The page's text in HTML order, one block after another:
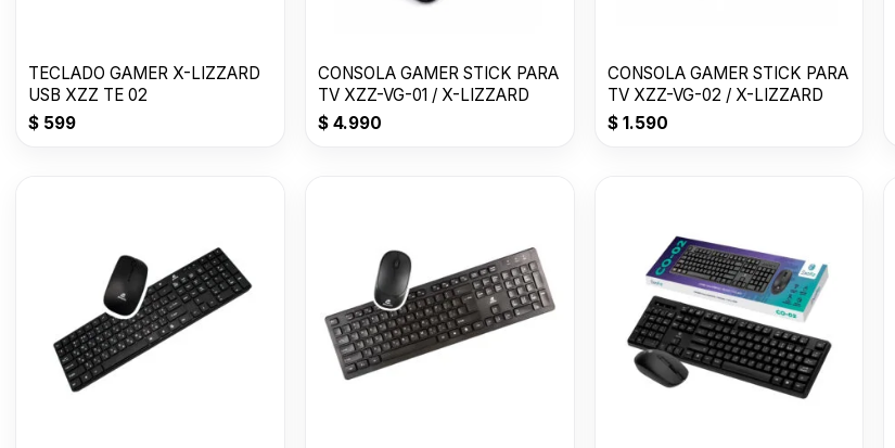
TECLADO GAMER X-LIZZARD
USB XZZ TE 02
$ 599
CONSOLA GAMER STICK PARA
TV XZZ-VG-01 / X-LIZZARD
$4.990
CONSOLA GAMER STICK PARA
TV XZZ-VG-02 / X-LIZZARD
$1.590